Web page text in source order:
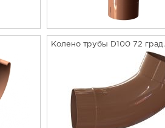
Колено трубы D100 72 град.